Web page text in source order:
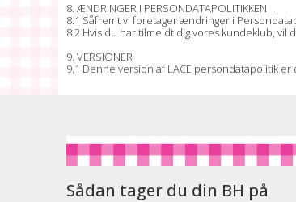
8. ÆNDRINGER I PERSONDATAPOLITIKKEN
8.1 Såfremt vi foretager ændringer i
8.2 Hvis du har tilmeldt dig vores kundeklub,
9. VERSIONER
9.1 Denne version af LACE persondatapolitik er
Sådan tager du din BH på